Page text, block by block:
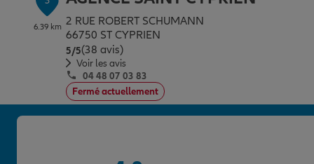
6.39 km 2 RUE ROBERT SCHUMANN
66750 ST CYPRIEN
5/5Note de 5 sur 5
(38 avis)
Voir les avis
04 48 07 03 83
Fermé actuellement